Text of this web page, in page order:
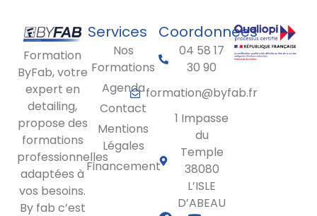
Formation
ByFab, votre
expert en
detailing,
propose des
formations
professionnelles
adaptées à
vos besoins.
By fab c’est
Services
Nos
Formations
Agenda
Contact
Mentions
Légales
Financement
Coordonnées
04 58 17
30 90
formation@byfab.fr
1 Impasse
du
Temple
38080
L’ISLE
D’ABEAU